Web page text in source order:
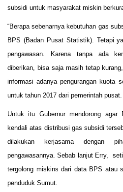
subsidi untuk masyarakat miskin
“Berapa sebenarnya kebutuhan gas
BPS (Badan Pusat Statistik). Tetapi
pengawasan. Karena tanpa ada
diberikan, bisa saja masih tetap
informasi adanya pengurangan kuota
untuk tahun 2017 dari pemerintah pusat.
Untuk itu Gubernur mendorong agar
kendali atas distribusi gas subsidi
dilakukan kerjasama dengan
pengawasannya. Sebab lanjut Erry,
tergolong miskins dari data BPS atau
penduduk Sumut.